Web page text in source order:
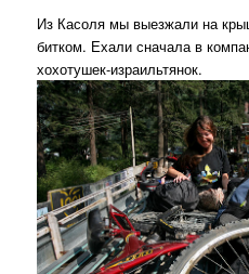
Из Касоля мы выезжали на
битком. Ехали сначала в
хохотушек-израильтянок.